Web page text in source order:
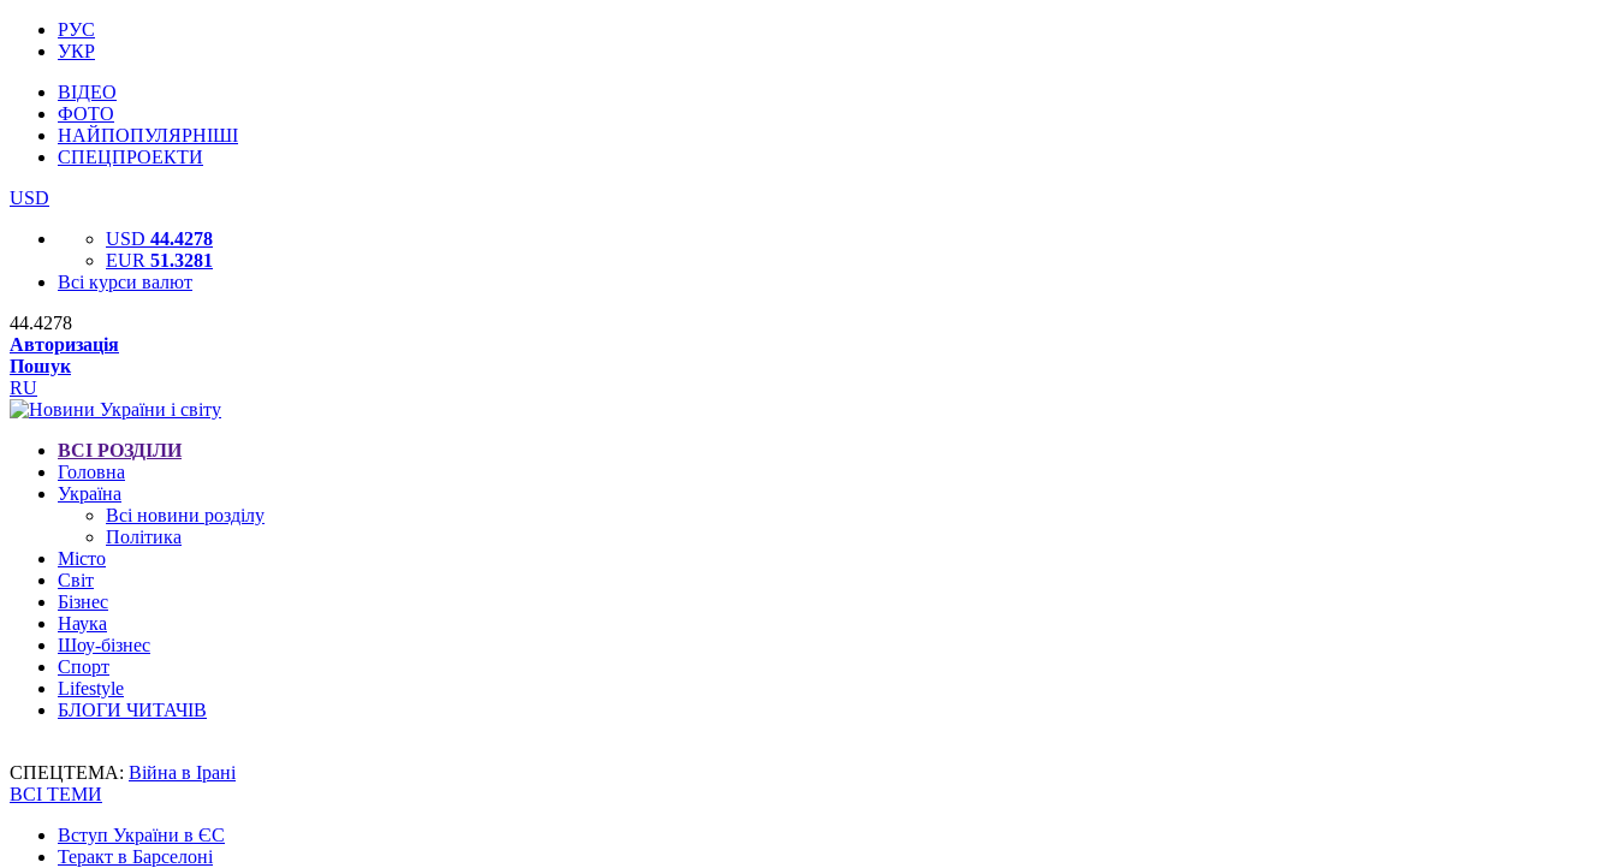
РУС
УКР
ВІДЕО
ФОТО
НАЙПОПУЛЯРНІШІ
СПЕЦПРОЕКТИ
USD
USD 44.4278
EUR 51.3281
Всі курси валют
44.4278
Авторизація
Пошук
RU
ВСІ РОЗДІЛИ
Головна
Україна
Всі новини розділу
Політика
Місто
Світ
Бізнес
Наука
Шоу-бізнес
Спорт
Lifestyle
БЛОГИ ЧИТАЧІВ
СПЕЦТЕМА: Війна в Ірані
ВСІ ТЕМИ
Вступ України в ЄС
Теракт в Барселоні